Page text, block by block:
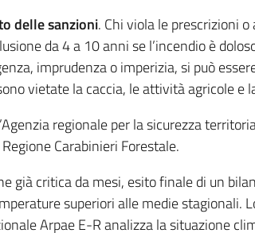
delle sanzioni. Chi viola le prescrizioni
da 4 a 10 anni se l’incendio è
imprudenza o imperizia, si può
vietate la caccia, le attività agricole e
regionale per la sicurezza
Carabinieri Forestale.
già critica da mesi, esito finale di un
superiori alle medie stagionali.
Arpae E-R analizza la situazione